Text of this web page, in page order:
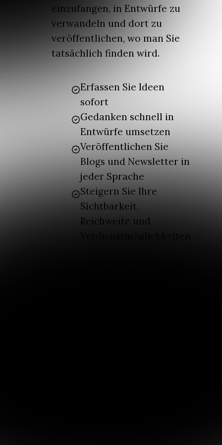
einzufangen, in Entwürfe zu
verwandeln und dort zu
veröffentlichen, wo man Sie
tatsächlich finden wird.
Erfassen Sie Ideen
sofort
Gedanken schnell in
Entwürfe umsetzen
Veröffentlichen Sie
Blogs und Newsletter in
jeder Sprache
Steigern Sie Ihre
Sichtbarkeit,
Reichweite und